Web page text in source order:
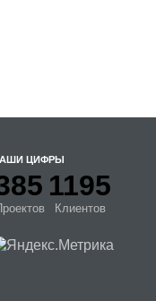
ЦИФРЫ
1195
Клиентов